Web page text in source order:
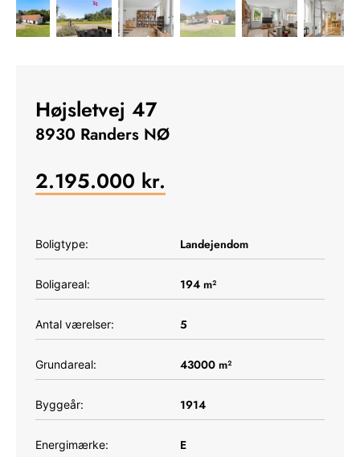
Højsletvej 47
8930 Randers NØ
2.195.000 kr.
Boligtype: Landejendom
Boligareal: 194 m²
Antal værelser: 5
Grundareal: 43000 m²
Byggeår: 1914
Energimærke: E